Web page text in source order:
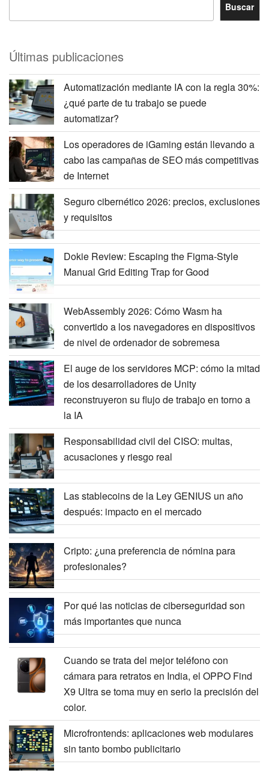
Buscar
Últimas publicaciones
Automatización mediante IA con la regla 30%:
¿qué parte de tu trabajo se puede
automatizar?
Los operadores de iGaming están llevando a
cabo las campañas de SEO más competitivas
de Internet
Seguro cibernético 2026: precios, exclusiones
y requisitos
Dokie Review: Escaping the Figma-Style
Manual Grid Editing Trap for Good
WebAssembly 2026: Cómo Wasm ha
convertido a los navegadores en dispositivos
de nivel de ordenador de sobremesa
El auge de los servidores MCP: cómo la mitad
de los desarrolladores de Unity
reconstruyeron su flujo de trabajo en torno a
la IA
Responsabilidad civil del CISO: multas,
acusaciones y riesgo real
Las stablecoins de la Ley GENIUS un año
después: impacto en el mercado
Cripto: ¿una preferencia de nómina para
profesionales?
Por qué las noticias de ciberseguridad son
más importantes que nunca
Cuando se trata del mejor teléfono con
cámara para retratos en India, el OPPO Find
X9 Ultra se toma muy en serio la precisión del
color.
Microfrontends: aplicaciones web modulares
sin tanto bombo publicitario